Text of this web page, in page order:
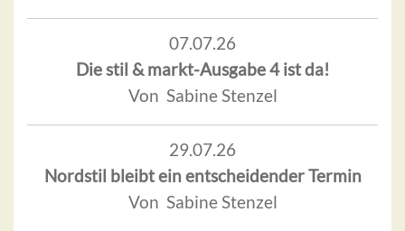
07.07.26
Die stil & markt-Ausgabe 4 ist da!
Von Sabine Stenzel
29.07.26
Nordstil bleibt ein entscheidender Termin
Von Sabine Stenzel